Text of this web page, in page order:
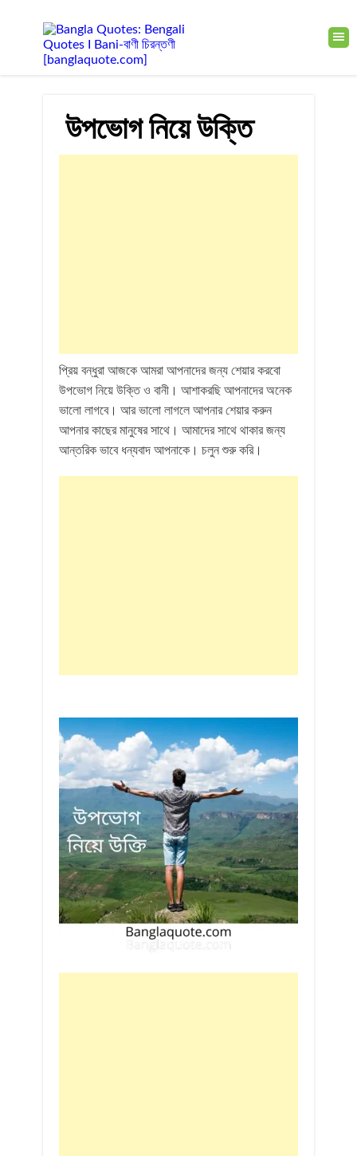
উপভোগ নিয়ে উক্তি
প্রিয় বন্ধুরা আজকে আমরা আপনাদের জন্য শেয়ার করবো
উপভোগ নিয়ে উক্তি ও বানী। আশাকরছি আপনাদের অনেক
ভালো লাগবে। আর ভালো লাগলে আপনার শেয়ার করুন
আপনার কাছের মানুষের সাথে। আমাদের সাথে থাকার জন্য
আন্তরিক ভাবে ধন্যবাদ আপনাকে। চলুন শুরু করি।